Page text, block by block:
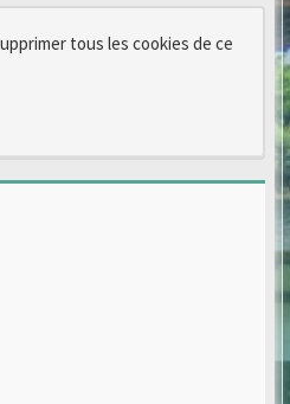
tous les cookies de ce